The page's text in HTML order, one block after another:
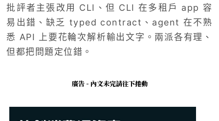
批評者主張改用 CLI、但 CLI 在多租戶 app 容
易出錯、缺乏 typed contract、agent 在不熟
悉 API 上要花輪次解析輸出文字。兩派各有理、
但都把問題定位錯。
廣告 - 內文未完請往下捲動